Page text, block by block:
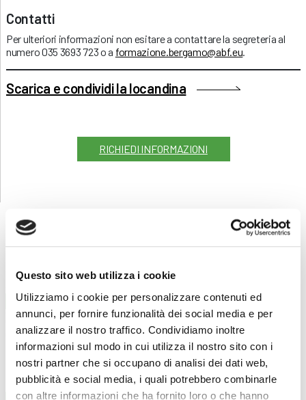
Questo sito web utilizza i cookie
Utilizziamo i cookie per personalizzare contenuti ed
annunci, per fornire funzionalità dei social media e per
analizzare il nostro traffico. Condividiamo inoltre
informazioni sul modo in cui utilizza il nostro sito con i
nostri partner che si occupano di analisi dei dati web,
pubblicità e social media, i quali potrebbero combinarle
con altre informazioni che ha fornito loro o che hanno
Contatti
Per ulteriori informazioni non esitare a contattare la segreteria al
numero 035 3693 723 o a formazione.bergamo@abf.eu.
Scarica e condividi la locandina
RICHIEDI INFORMAZIONI
POTREBBERO INTERESSARTI
Cucina e ristorazione
Cucina amatoriale base
02/04/2025
15 ore
€ 180
LEGGI